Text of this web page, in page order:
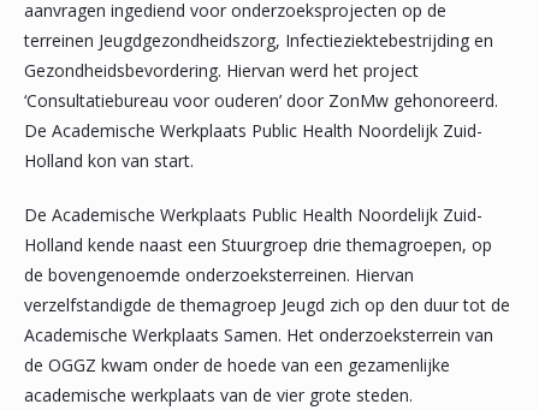
aanvragen ingediend voor onderzoeksprojecten op de
terreinen Jeugdgezondheidszorg, Infectieziektebestrijding en
Gezondheidsbevordering. Hiervan werd het project
‘Consultatiebureau voor ouderen’ door ZonMw gehonoreerd.
De Academische Werkplaats Public Health Noordelijk Zuid-
Holland kon van start.
De Academische Werkplaats Public Health Noordelijk Zuid-
Holland kende naast een Stuurgroep drie themagroepen, op
de bovengenoemde onderzoeksterreinen. Hiervan
verzelfstandigde de themagroep Jeugd zich op den duur tot de
Academische Werkplaats Samen. Het onderzoeksterrein van
de OGGZ kwam onder de hoede van een gezamenlijke
academische werkplaats van de vier grote steden.